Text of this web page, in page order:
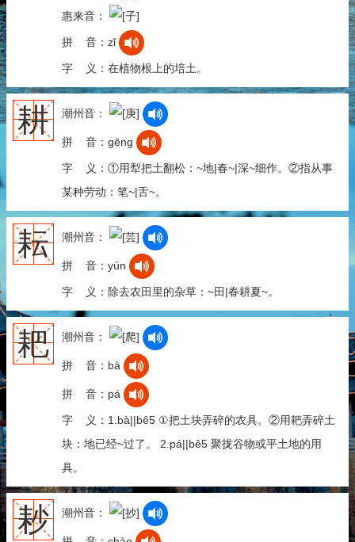
惠来音：
拼 音：zǐ
字 义：在植物根上的培土。
耕 潮州音：
拼 音：gēng
字 义：①用犁把土翻松：~地|春~|深~细作。②指从事
某种劳动：笔~|舌~。
耘 潮州音：
拼 音：yún
字 义：除去农田里的杂草：~田|春耕夏~。
耙 潮州音：
拼 音：bà
拼 音：pá
字 义：1.bà||bê5 ①把土块弄碎的农具。②用耙弄碎土
块：地已经~过了。 2.pá||bê5 聚拢谷物或平土地的用
具。
耖 潮州音：